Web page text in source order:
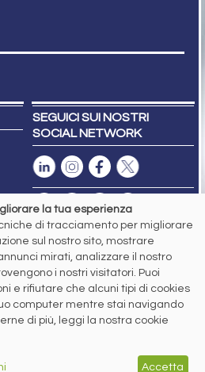
SEGUICI SUI NOSTRI
SOCIAL NETWORK
versato
del Tribunale di Brescia n. 11/2004 del 17
la tua esperienza
di tracciamento per migliorare
sul nostro sito, mostrare
mirati, analizzare il nostro
i nostri visitatori. Puoi
e rifiutare che alcuni tipi di cookies
computer mentre stai navigando
di più, leggi la nostra cookie
Accetta